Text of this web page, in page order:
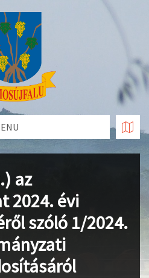
az
2024. évi
szóló 1/2024.